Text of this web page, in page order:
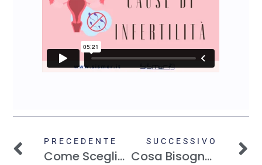
PRECEDENTE
Come Scegliere Il Centro Di Procreazione Assistita Migliore?
SUCCESSIVO
Cosa Bisogna Sapere Sull’allattamento Al Seno. Consigli Utili